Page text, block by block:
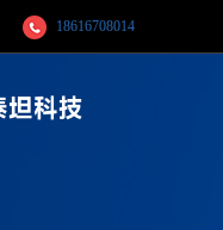
18616708014